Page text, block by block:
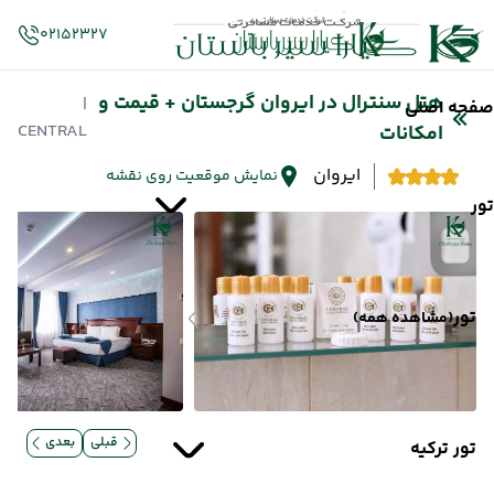
صفحه اصلی
تور
تور(مشاهده همه)
تور ترکیه
02152327
هتل سنترال در ایروان گرجستان + قیمت و
امکانات
|
CENTRAL
ایروان
نمایش موقعیت روی نقشه
قبلی بعدی